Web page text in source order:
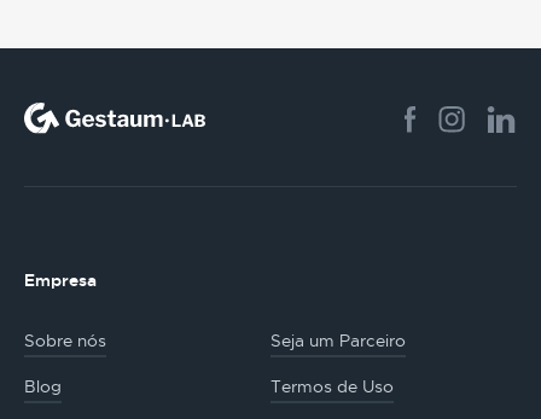
Empresa
Sobre nós Seja um Parceiro
Blog Termos de Uso